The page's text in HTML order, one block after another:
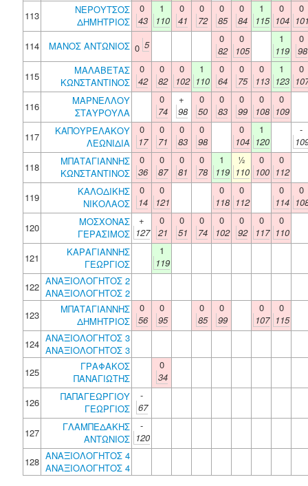
113
ΝΕΡΟΥΤΣΟΣ
ΔΗΜΗΤΡΙΟΣ
0
43
1
110
0
41
0
72
0
85
0
84
1
115
0
104
0
114
ΜΑΝΟΣ ΑΝΤΩΝΙΟΣ 0 5
0
82
0
105
1
119
0
98
115
ΜΑΛΑΒΕΤΑΣ
ΚΩΝΣΤΑΝΤΙΝΟΣ
0
42
0
82
0
102
1
110
0
64
0
75
0
113
1
123
0
116
ΜΑΡΝΕΛΛΟΥ
ΣΤΑΥΡΟΥΛΑ
0
74
+
98
0
50
0
83
0
99
0
108
0
109
117
ΚΑΠΟΥΡΕΛΑΚΟΥ
ΛΕΩΝΙΔΙΑ
0
17
0
71
0
83
0
98
0
104
1
120
-
118
ΜΠΑΤΑΓΙΑΝΝΗΣ
ΚΩΝΣΤΑΝΤΙΝΟΣ
0
36
0
87
0
81
0
78
1
119
½
110
0
100
0
112
119
ΚΑΛΟΔΙΚΗΣ
ΝΙΚΟΛΑΟΣ
0
14
0
121
0
118
0
112
0
114
0
120
ΜΟΣΧΟΝΑΣ
ΓΕΡΑΣΙΜΟΣ
+
127
0
21
0
51
0
74
0
102
0
92
0
117
0
110
121
ΚΑΡΑΓΙΑΝΝΗΣ
ΓΕΩΡΓΙΟΣ
1
119
122 ΑΝΑΞΙΟΛΟΓΗΤΟΣ 2
ΑΝΑΞΙΟΛΟΓΗΤΟΣ 2
123
ΜΠΑΤΑΓΙΑΝΝΗΣ
ΔΗΜΗΤΡΙΟΣ
0
56
0
95
0
85
0
99
0
107
0
115
124 ΑΝΑΞΙΟΛΟΓΗΤΟΣ 3
ΑΝΑΞΙΟΛΟΓΗΤΟΣ 3
125
ΓΡΑΦΑΚΟΣ
ΠΑΝΑΓΙΩΤΗΣ
0
34
126
ΠΑΠΑΓΕΩΡΓΙΟΥ
ΓΕΩΡΓΙΟΣ
-
67
127
ΓΛΑΜΠΕΔΑΚΗΣ
ΑΝΤΩΝΙΟΣ
-
120
128 ΑΝΑΞΙΟΛΟΓΗΤΟΣ 4
ΑΝΑΞΙΟΛΟΓΗΤΟΣ 4